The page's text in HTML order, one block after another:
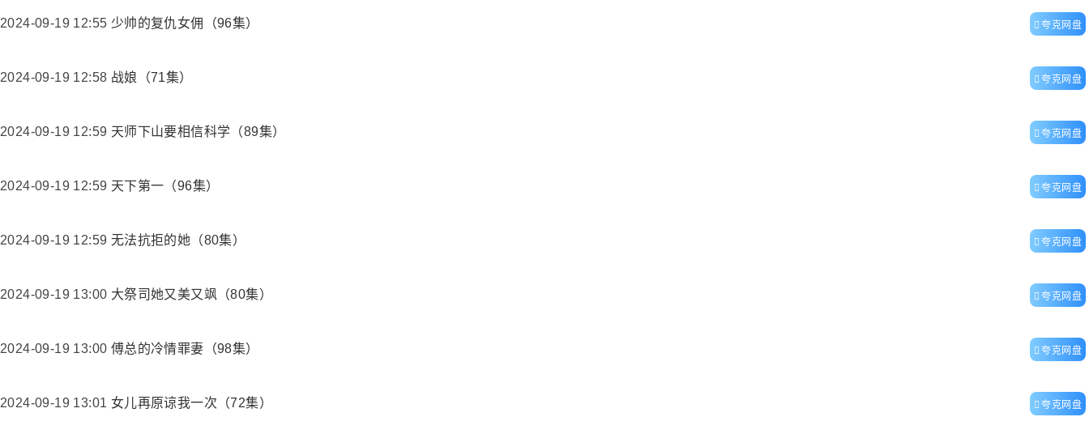
2024-09-19 12:55 少帅的复仇女佣（96集） 夸克网盘
2024-09-19 12:58 战娘（71集） 夸克网盘
2024-09-19 12:59 天师下山要相信科学（89集） 夸克网盘
2024-09-19 12:59 天下第一（96集） 夸克网盘
2024-09-19 12:59 无法抗拒的她（80集） 夸克网盘
2024-09-19 13:00 大祭司她又美又飒（80集） 夸克网盘
2024-09-19 13:00 傅总的冷情罪妻（98集） 夸克网盘
2024-09-19 13:01 女儿再原谅我一次（72集） 夸克网盘